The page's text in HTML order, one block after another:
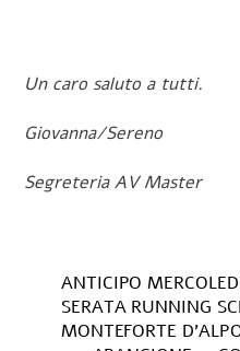
Un caro saluto a tutti.
Giovanna/Sereno
Segreteria AV Master
ANTICIPO
SERATA RUNNING
MONTEFORTE